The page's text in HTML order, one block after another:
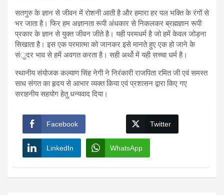
सतगुरु के ज्ञान से जीवन में रोशनी आती है और हमारा हर पल भक्ति के रंगों से
भर जाता है। फिर हम अज्ञानता रूपी अंधकार से निकलकर ब्रह्मज्ञान रूपी
प्रकार के ज्ञान से युक्त जीवन जीते है। यही परमधर्म है जो हमें केवल जोड़ना
सिखाता है। इस एक परमात्मा को जानकर इसे मानते हुए एक हो जाने के
संुदर भाव से हमें अवगत करता है। सही अर्थो में यही सच्चा धर्म है।
स्थानीय संयोजक कल्याण सिंह नेगी ने निरंकारी राजपिता रमित जी एवं समस्त
साध संगत का हृदय से आभार व्यक्त किया एवं प्रशासन द्वारा किए गए
सराहनीय सहयोग हेतु धन्यवाद दिया।
Facebook Twitter
LinkedIn WhatsApp